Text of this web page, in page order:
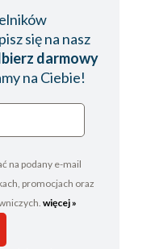
się na nasz
darmowy
na Ciebie!
na podany e-mail
promocjach oraz
więcej »